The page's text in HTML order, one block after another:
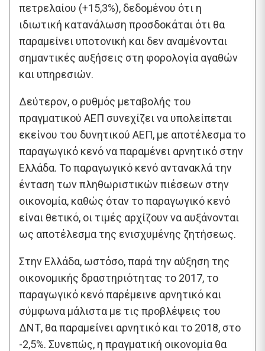
πετρελαίου (+15,3%), δεδομένου ότι η
ιδιωτική κατανάλωση προσδοκάται ότι θα
παραμείνει υποτονική και δεν αναμένονται
σημαντικές αυξήσεις στη φορολογία αγαθών
και υπηρεσιών.
Δεύτερον, ο ρυθμός μεταβολής του
πραγματικού ΑΕΠ συνεχίζει να υπολείπεται
εκείνου του δυνητικού ΑΕΠ, με αποτέλεσμα το
παραγωγικό κενό να παραμένει αρνητικό στην
Ελλάδα. Το παραγωγικό κενό αντανακλά την
ένταση των πληθωριστικών πιέσεων στην
οικονομία, καθώς όταν το παραγωγικό κενό
είναι θετικό, οι τιμές αρχίζουν να αυξάνονται
ως αποτέλεσμα της ενισχυμένης ζητήσεως.
Στην Ελλάδα, ωστόσο, παρά την αύξηση της
οικονομικής δραστηριότητας το 2017, το
παραγωγικό κενό παρέμεινε αρνητικό και
σύμφωνα μάλιστα με τις προβλέψεις του
ΔΝΤ, θα παραμείνει αρνητικό και το 2018, στο
-2,5%. Συνεπώς, η πραγματική οικονομία θα